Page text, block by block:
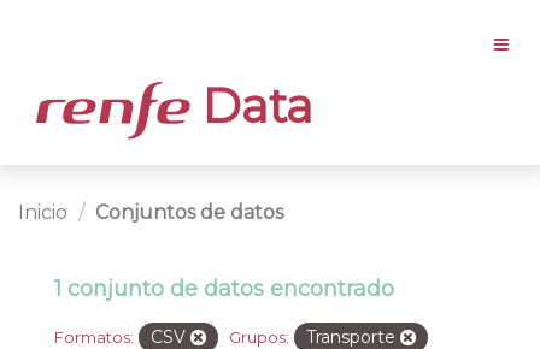
Data
Inicio Conjuntos de datos
1 conjunto de datos encontrado
Formatos: CSV Grupos: Transporte